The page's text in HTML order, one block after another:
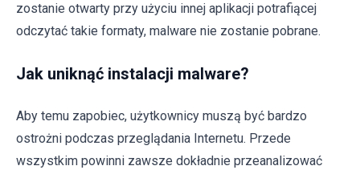
zostanie otwarty przy użyciu innej aplikacji potrafiącej
odczytać takie formaty, malware nie zostanie pobrane.
Jak uniknąć instalacji malware?
Aby temu zapobiec, użytkownicy muszą być bardzo
ostrożni podczas przeglądania Internetu. Przede
wszystkim powinni zawsze dokładnie przeanalizować